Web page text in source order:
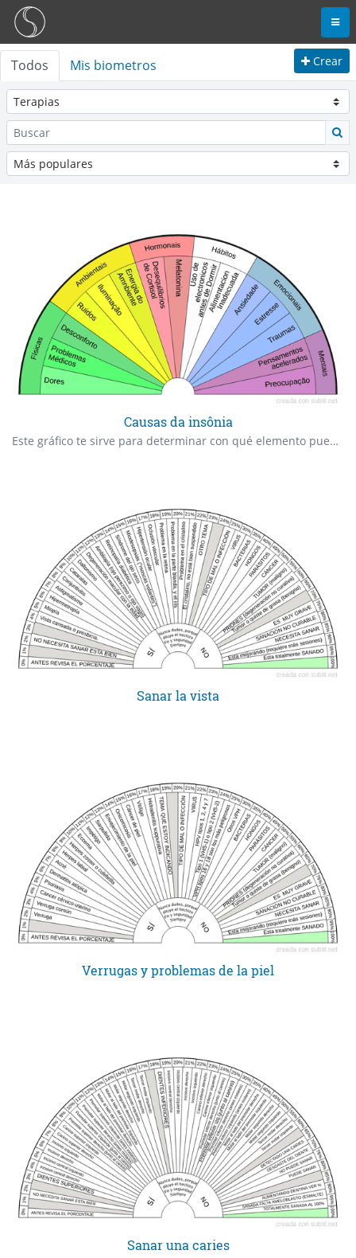
Todos Mis biometros Crear
Causas da insônia
Este gráfico te sirve para determinar con qué elemento puedes reforzar un ritual determinado.
Sanar la vista
Verrugas y problemas de la piel
Sanar una caries